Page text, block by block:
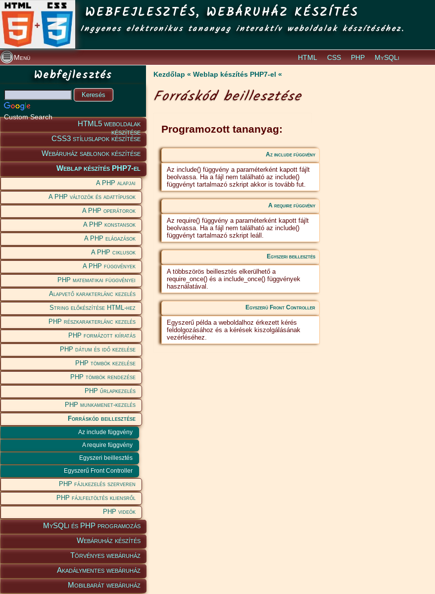
WEBFEJLESZTÉS, WEBÁRUHÁZ KÉSZÍTÉS
Ingyenes elektronikus tananyag interaktív weboldalak készítéséhez.
Menü HTML CSS PHP MySQLi
Webfejlesztés
Custom Search
HTML5 weboldalak
készítése
CSS3 stíluslapok készítése
Webáruház sablonok készítése
Weblap készítés PHP7-el
A PHP alapjai
A PHP változók és adattípusok
A PHP operátorok
A PHP konstansok
A PHP elágazások
A PHP ciklusok
A PHP függvények
PHP matematikai függvényei
Alapvető karakterlánc kezelés
String előkészítése HTML-hez
PHP részkarakterlánc kezelés
PHP formázott kiíratás
PHP dátum és idő kezelése
PHP tömbök kezelése
PHP tömbök rendezése
PHP űrlapkezelés
PHP munkamenet-kezelés
Forráskód beillesztése
Az include függvény
A require függvény
Egyszeri beillesztés
Egyszerű Front Controller
PHP fájlkezelés szerveren
PHP fájlfeltöltés kliensről
PHP videók
MySQLi és PHP programozás
Webáruház készítés
Törvényes webáruház
Akadálymentes webáruház
Mobilbarát webáruház
Kezdőlap Weblap készítés PHP7-el
Forráskód beillesztése
Programozott tananyag:
Az include függvény
Az include() függvény a paraméterként kapott fájlt
beolvassa. Ha a fájl nem található az include()
függvényt tartalmazó szkript akkor is tovább fut.
A require függvény
Az require() függvény a paraméterként kapott fájlt
beolvassa. Ha a fájl nem található az include()
függvényt tartalmazó szkript leáll.
Egyszeri beillesztés
A többszörös beillesztés elkerülhető a
require_once() és a include_once() függvények
használatával.
Egyszerű Front Controller
Egyszerű példa a weboldalhoz érkezett kérés
feldolgozásához és a kérések kiszolgálásának
vezérléséhez.